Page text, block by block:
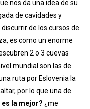
nos da una idea de su
de cavidades y
de los cursos de
es como un enorme
2 o 3 cuevas
mundial son las de
ruta por Eslovenia la
por lo que una de
es la mejor? ¿me